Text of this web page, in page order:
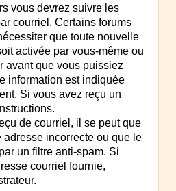
vous devrez suivre les
courriel. Certains forums
que toute nouvelle
activée par vous-même ou
avant que vous puissiez
information est indiquée
Si vous avez reçu un
de courriel, il se peut que
adresse incorrecte ou que le
un filtre anti-spam. Si
courriel fournie,